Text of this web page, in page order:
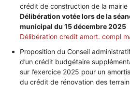
Genève
crédit de construction de la mairie
Délibération votée lors de la
municipal du 15 décembre 2025
Délibération credit amort. compl
Proposition du Conseil
d’un crédit budgétaire
sur l’exercice 2025 pour un
du crédit de rénovation des